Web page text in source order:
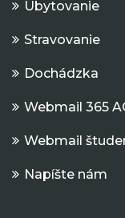
Ubytovanie
Stravovanie
Dochádzka
Webmail 365
Webmail
Napíšte nám